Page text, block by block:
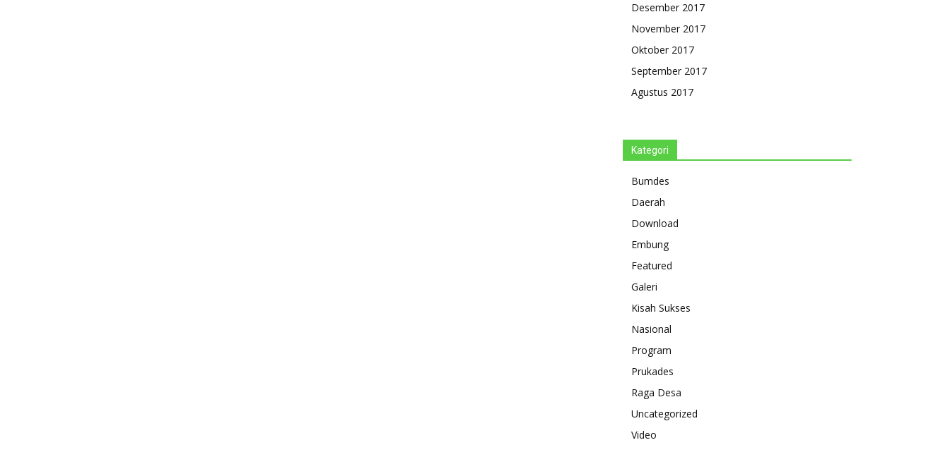
Desember 2017
November 2017
Oktober 2017
September 2017
Agustus 2017
Kategori
Bumdes
Daerah
Download
Embung
Featured
Galeri
Kisah Sukses
Nasional
Program
Prukades
Raga Desa
Uncategorized
Video